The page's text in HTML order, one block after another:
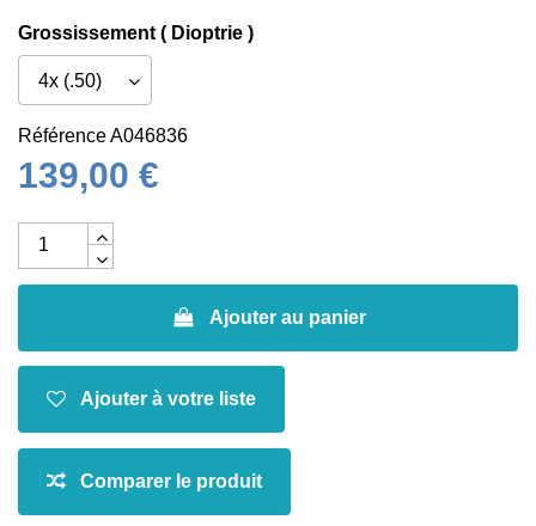
Grossissement ( Dioptrie )
RéférenceA046836
139,00 €
Ajouter au panier